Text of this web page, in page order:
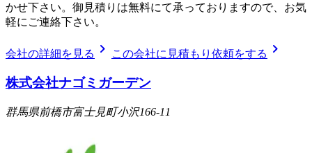
かせ下さい。御見積りは無料にて承っておりますので、お気
軽にご連絡下さい。
会社の詳細を見る chevron_right この会社に見積もり依頼をする chevron_right
株式会社ナゴミガーデン
群馬県前橋市富士見町小沢166-11